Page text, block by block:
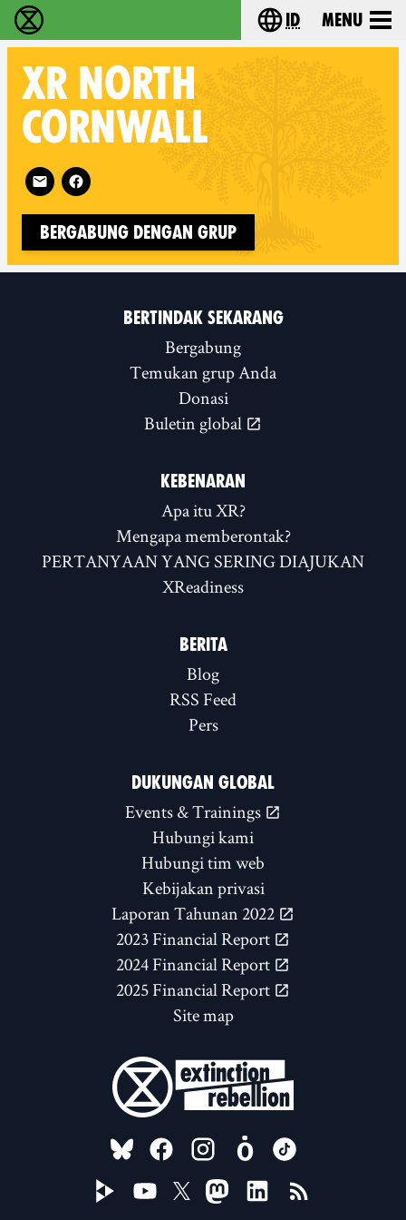
Extinction Rebellion (XR–Pemberontakan
Choose your
id Menu
XR NORTH
CORNWALL
Follow XR North Cornwall on
Bergabung dengan Grup
BERTINDAK SEKARANG
Bergabung
Temukan grup Anda
Donasi
Buletin global
KEBENARAN
Apa itu XR?
Mengapa memberontak?
PERTANYAAN YANG SERING DIAJUKAN
XReadiness
BERITA
Blog
RSS Feed
Pers
DUKUNGAN GLOBAL
Events & Trainings
Hubungi kami
Hubungi tim web
Kebijakan privasi
Laporan Tahunan 2022
2023 Financial Report
2024 Financial Report
2025 Financial Report
Site map
FOLLOW US ON